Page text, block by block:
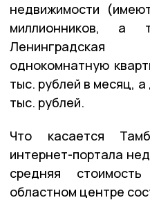
недвижимости
миллионников, а
однокомнатную
тыс. рублей в месяц,
тыс. рублей.
Что касается
интернет-портала
средняя
областном центре